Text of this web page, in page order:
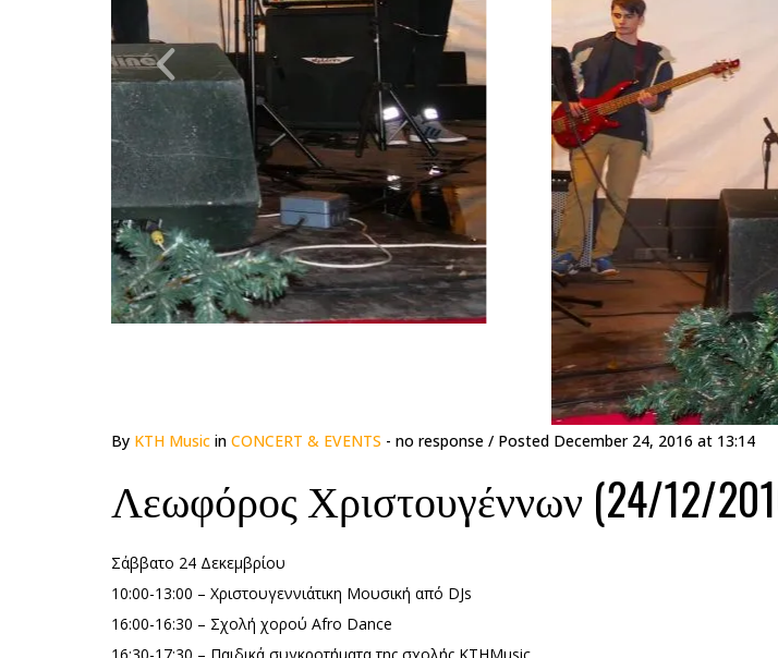
By KTH Music in CONCERT & EVENTS - no response / Posted December 24, 2016 at 13:14
Λεωφόρος Χριστουγέννων (24/12/2016)
Σάββατο 24 Δεκεμβρίου